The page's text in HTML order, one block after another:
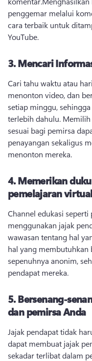
penggemar melalui
cara terbaik untuk
YouTube.
3.Mencari
Cari tahu waktu atau
menonton video, dan
setiap minggu,
terlebih dahulu.
sesuai bagi pemirsa
penayangan sekaligus
menonton mereka.
4.Memerikan
pemelajaran
Channel edukasi
menggunakan jajak
wawasan tentang hal
hal yang membutuhkan
sepenuhnya anonim,
pendapat mereka.
5.Bersenang-
dan pemirsa Anda
Jajak pendapat tidak
dapat membuat jajak
sekadar terlibat dalam